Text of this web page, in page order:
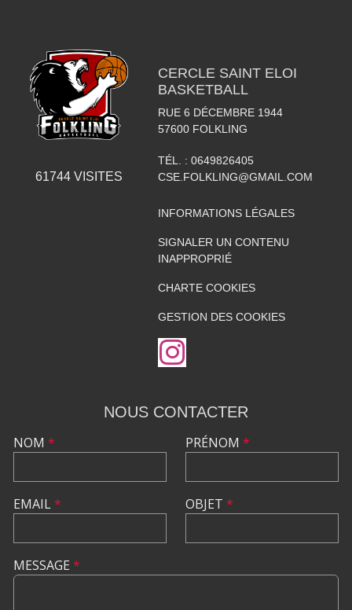
61744VISITES
CERCLE SAINT ELOI
BASKETBALL
RUE 6 DÉCEMBRE 1944
57600 FOLKLING
TÉL. : 0649826405
CSE.FOLKLING@GMAIL.COM
INFORMATIONS LÉGALES
SIGNALER UN CONTENU
INAPPROPRIÉ
CHARTE COOKIES
GESTION DES COOKIES
NOUS CONTACTER
NOM *
EMAIL*
PRÉNOM *
OBJET *
MESSAGE *